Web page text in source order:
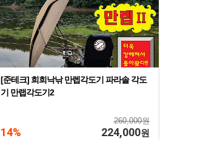
[준테크] 희희낙낚 만렙각도기 파라솔 각도
기 만랩각도기2
260,000원
14% 224,000원